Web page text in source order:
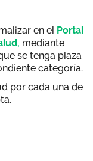
en el Portal
mediante
se tenga plaza
categoría.
por cada una de